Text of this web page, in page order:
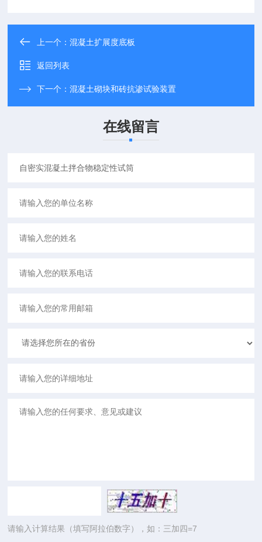
上一个：混凝土扩展度底板
返回列表
下一个：混凝土砌块和砖抗渗试验装置
在线留言
请输入计算结果（填写阿拉伯数字），如：三加四=7